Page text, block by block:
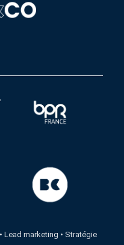
•Lead marketing • Stratégie